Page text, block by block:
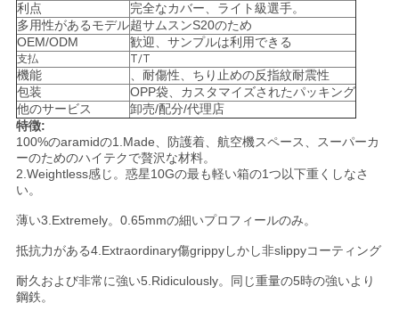
ニ
ュ
ー
ス
ケ
ー
ス
利点
完全なカバー、ライト級選手。
多用性があるモデル超サムスンS20のため
OEM/ODM
歓迎、サンプルは利用できる
支払 T/T
機能
、耐傷性、ちり止めの反指紋耐震性
包装
OPP袋、カスタマイズされたパッキング
他のサービス
卸売/配分/代理店
特徴:
100%のaramidの1.Made、防護着、航空機スペース、スーパーカ
ーのためのハイテクで贅沢な材料。
2.Weightless感じ。惑星10Gの最も軽い箱の1つ以下重くしなさ
い。
薄い3.Extremely。0.65mmの細いプロフィールのみ。
抵抗力がある4.Extraordinary傷grippyしかし非slippyコーティング
耐久および非常に強い5.Ridiculously。同じ重量の5時の強いより
鋼鉄。